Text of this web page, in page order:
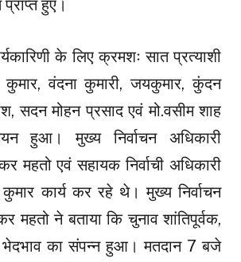
हुए।
के लिए क्रमशः सात प्रत्याशी
कुमार, वंदना कुमारी, जयकुमार, कुंदन
सदन मोहन प्रसाद एवं मो.वसीम शाह
हुआ। मुख्य निर्वाचन अधिकारी
महतो एवं सहायक निर्वाची अधिकारी
कार्य कर रहे थे। मुख्य निर्वाचन
महतो ने बताया कि चुनाव शांतिपूर्वक,
भेदभाव का संपन्न हुआ। मतदान 7 बजे